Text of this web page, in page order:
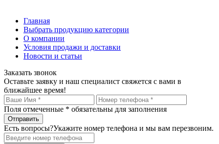
Главная
Выбрать продукцию категории
О компании
Условия продажи и доставки
Новости и статьи
Заказать звонок
Оставьте заявку и наш специалист свяжется с вами в
ближайшее время!
Поля отмеченные * обязательны для заполнения
Есть вопросы?Укажите номер телефона и мы вам перезвоним.